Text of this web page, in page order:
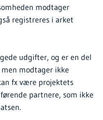
modtager
registreres i arket
udgifter, og er en del
modtager ikke
fx være projektets
partnere, som ikke